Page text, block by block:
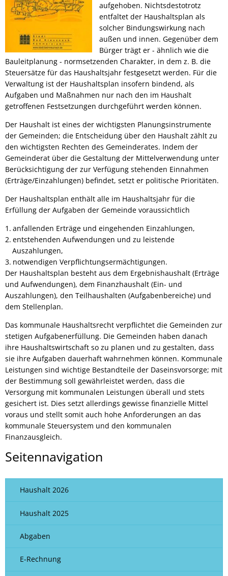
aufgehoben. Nichtsdestotrotz
entfaltet der Haushaltsplan als
solcher Bindungswirkung nach
außen und innen. Gegenüber dem
Bürger trägt er - ähnlich wie die
Bauleitplanung - normsetzenden Charakter, in dem z. B. die
Steuersätze für das Haushaltsjahr festgesetzt werden. Für die
Verwaltung ist der Haushaltsplan insofern bindend, als
Aufgaben und Maßnahmen nur nach den im Haushalt
getroffenen Festsetzungen durchgeführt werden können.
Der Haushalt ist eines der wichtigsten Planungsinstrumente
der Gemeinden; die Entscheidung über den Haushalt zählt zu
den wichtigsten Rechten des Gemeinderates. Indem der
Gemeinderat über die Gestaltung der Mittelverwendung unter
Berücksichtigung der zur Verfügung stehenden Einnahmen
(Erträge/Einzahlungen) befindet, setzt er politische Prioritäten.
Der Haushaltsplan enthält alle im Haushaltsjahr für die
Erfüllung der Aufgaben der Gemeinde voraussichtlich
anfallenden Erträge und eingehenden Einzahlungen,
entstehenden Aufwendungen und zu leistende
Auszahlungen,
notwendigen Verpflichtungsermächtigungen.
Der Haushaltsplan besteht aus dem Ergebnishaushalt (Erträge
und Aufwendungen), dem Finanzhaushalt (Ein- und
Auszahlungen), den Teilhaushalten (Aufgabenbereiche) und
dem Stellenplan.
Das kommunale Haushaltsrecht verpflichtet die Gemeinden zur
stetigen Aufgabenerfüllung. Die Gemeinden haben danach
ihre Haushaltswirtschaft so zu planen und zu gestalten, dass
sie ihre Aufgaben dauerhaft wahrnehmen können. Kommunale
Leistungen sind wichtige Bestandteile der Daseinsvorsorge; mit
der Bestimmung soll gewährleistet werden, dass die
Versorgung mit kommunalen Leistungen überall und stets
gesichert ist. Dies setzt allerdings gewisse finanzielle Mittel
voraus und stellt somit auch hohe Anforderungen an das
kommunale Steuersystem und den kommunalen
Finanzausgleich.
Seitennavigation
Haushalt 2026
Haushalt 2025
Abgaben
E-Rechnung